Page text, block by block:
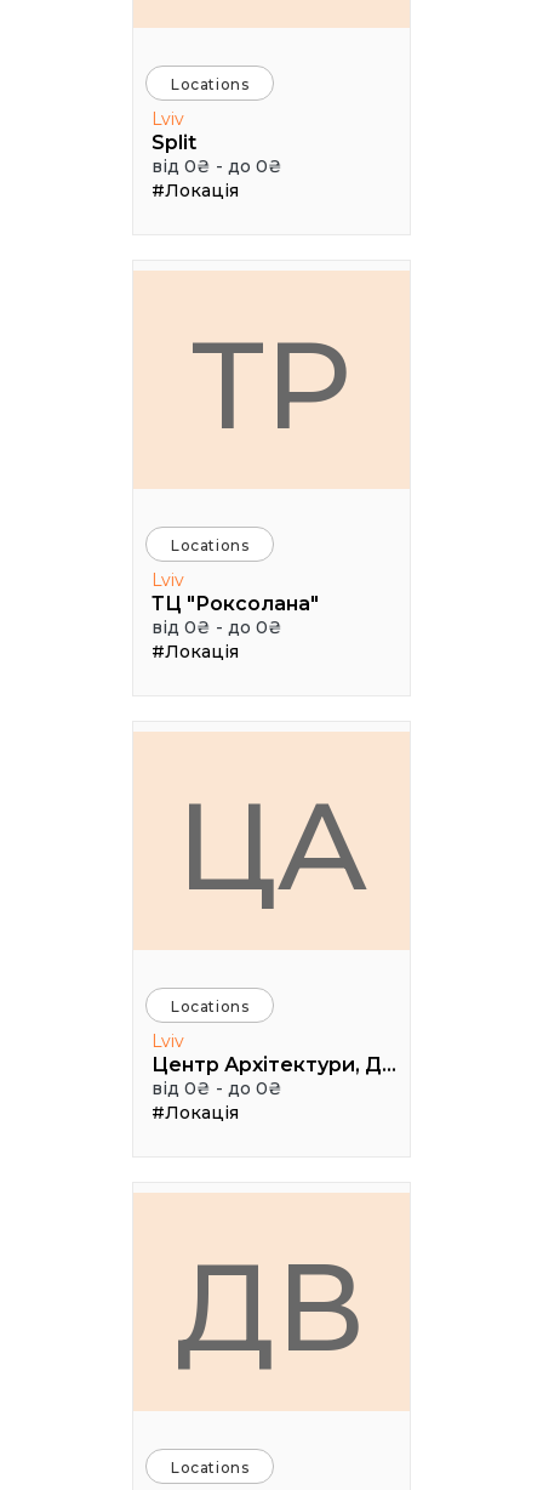
Locations
Lviv
Split
від 0₴ - до 0₴
#Локація
ТР
Locations
Lviv
ТЦ "Роксолана"
від 0₴ - до 0₴
#Локація
ЦА
Locations
Lviv
Центр Архітектури, Дизайну та Урбаністики Порохова ВЕЖА
від 0₴ - до 0₴
#Локація
ДВ
Locations